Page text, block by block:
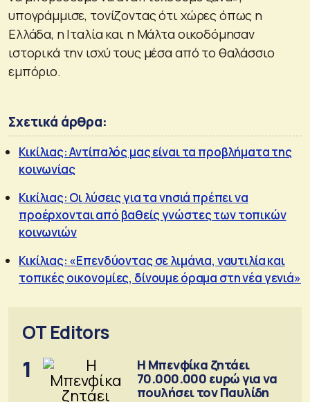
υπογράμμισε, τονίζοντας ότι χώρες όπως η
Ελλάδα, η Ιταλία και η Μάλτα οικοδόμησαν
ιστορικά την ισχύ τους μέσα από το θαλάσσιο
εμπόριο.
Σχετικά άρθρα:
Κικίλιας: Αντίπαλός μας είναι τα προβλήματα της
κοινωνίας
Κικίλιας: Οι λύσεις για τα νησιά πρέπει να
προέρχονται από βαθείς γνώστες των τοπικών
κοινωνιών
Κικίλιας: «Επενδύοντας σε λιμάνια, ναυτιλία και
τοπικές οικονομίες, δίνουμε όραμα στη νέα γενιά»
OT Editors
1
Η Μπενφίκα ζητάει
70.000.000 ευρώ για να
πουλήσει τον Παυλίδη